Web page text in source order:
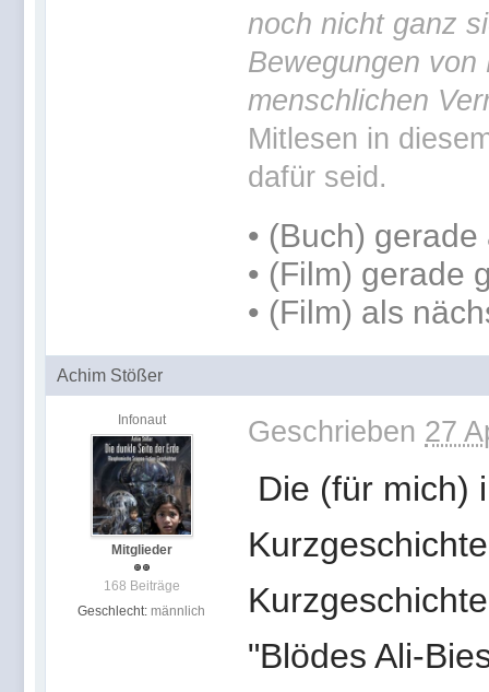
noch nicht ganz
Bewegungen
menschlichen
Mitlesen in
dafür seid.
• (Buch) gerade
• (Film) gerade
• (Film) als
Achim Stößer
Infonaut
Mitglieder
168 Beiträge
Geschlecht: männlich
Geschrieben 27
Die (für mich)
"Blödes Ali-